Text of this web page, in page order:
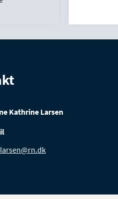
Kathrine Larsen